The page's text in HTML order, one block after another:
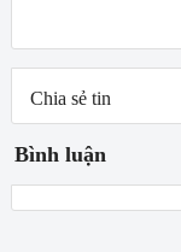
Chia sẻ tin
Bình luận